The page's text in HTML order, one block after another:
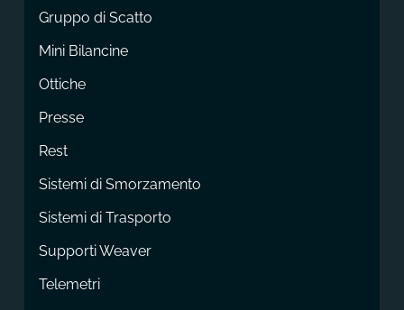
Gruppo di Scatto
Mini Bilancine
Ottiche
Presse
Rest
Sistemi di Smorzamento
Sistemi di Trasporto
Supporti Weaver
Telemetri